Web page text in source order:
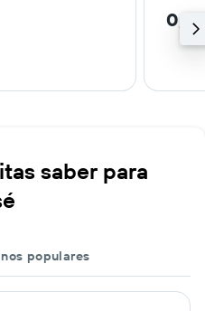
0,8
saber para
populares